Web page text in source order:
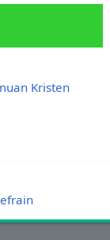
Kristen